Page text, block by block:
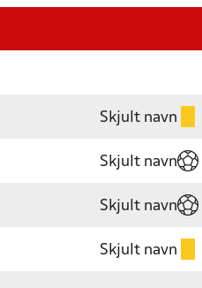
Skjult navn
Skjult navn
Skjult navn
Skjult navn